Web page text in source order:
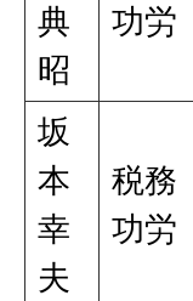
典
昭
功労
坂
本
幸
夫
税務
功労